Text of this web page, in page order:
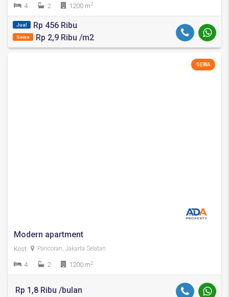
4 2 1200 m2
Jual Rp 456 Ribu
Sewa Rp 2,9 Ribu /m2
SEWA
Modern apartment
Kost Pancoran, Jakarta Selatan
4 2 1200 m2
Rp 1,8 Ribu /bulan